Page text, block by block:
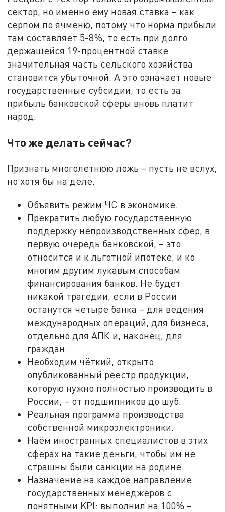
сектор, но именно ему новая ставка – как
серпом по ячменю, потому что норма прибыли
там составляет 5-8%, то есть при долго
держащейся 19-процентной ставке
значительная часть сельского хозяйства
становится убыточной. А это означает новые
государственные субсидии, то есть за
прибыль банковской сферы вновь платит
народ.
Что же делать сейчас?
Признать многолетнюю ложь – пусть не вслух,
но хотя бы на деле.
Объявить режим ЧС в экономике.
Прекратить любую государственную
поддержку непроизводственных сфер, в
первую очередь банковской, – это
относится и к льготной ипотеке, и ко
многим другим лукавым способам
финансирования банков. Не будет
никакой трагедии, если в России
останутся четыре банка – для ведения
международных операций, для бизнеса,
отдельно для АПК и, наконец, для
граждан.
Необходим чёткий, открыто
опубликованный реестр продукции,
которую нужно полностью производить в
России, – от подшипников до шуб.
Реальная программа производства
собственной микроэлектроники.
Наём иностранных специалистов в этих
сферах на такие деньги, чтобы им не
страшны были санкции на родине.
Назначение на каждое направление
государственных менеджеров с
понятными KPI: выполнил на 100% –